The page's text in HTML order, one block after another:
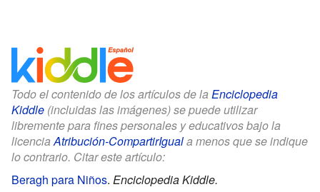
Todo el contenido de los artículos de la Enciclopedia
Kiddle (incluidas las imágenes) se puede utilizar
libremente para fines personales y educativos bajo la
licenciaAtribución-CompartirIguala menos que se indique
lo contrario. Citar este artículo:
Beragh para Niños. Enciclopedia Kiddle.